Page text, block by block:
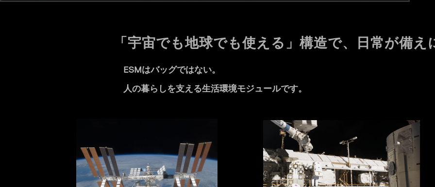
「宇宙でも地球でも使える」構造で、日常が備え
ESMはバッグではない。
人の暮らしを支える生活環境モジュールです。